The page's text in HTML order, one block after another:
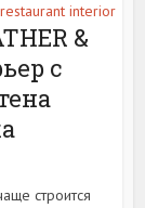
restaurant interior
&
с
строится